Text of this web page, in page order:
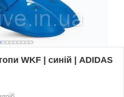
WKF | синій | ADIDAS